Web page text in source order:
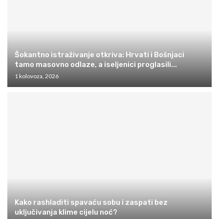
Šokantno istraživanje otkriva: Hrvati i Bošnjaci
tamo masovno odlaze, a iseljenici proglasili...
1 kolovoza, 2026
Kako rashladiti spavaću sobu i zaspati bez
uključivanja klime cijelu noć?